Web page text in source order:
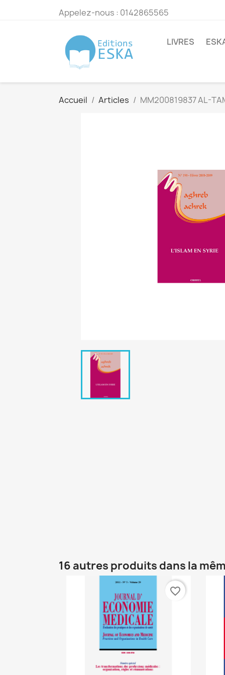
Appelez-nous : 0142865565
LIVRES
Accueil Articles MM200819837 AL-
16 autres produits dans la
favorite_border